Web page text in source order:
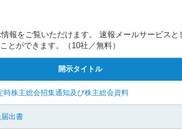
報をご覧いただけます。 速報メールサービスと
とができます。（10社／無料）
開示タイトル
時株主総会招集通知及び株主総会資料
出書